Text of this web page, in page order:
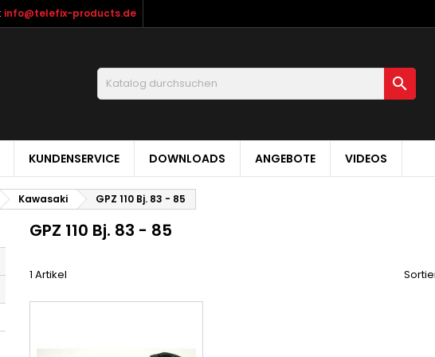
info@telefix-products.de

KUNDENSERVICE DOWNLOADS ANGEBOTE VIDEOS
Kawasaki GPZ 110 Bj. 83 - 85
GPZ 110 Bj. 83 - 85
1 Artikel